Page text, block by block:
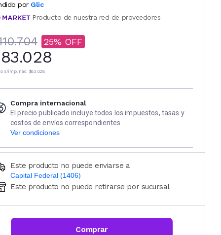
por Glic
Producto de nuestra red de proveedores
25
s/imp. nac. $83.028
Compra internacional
El precio publicado incluye todos los impuestos, tasas y
costos de envíos correspondientes
Ver condiciones
Este producto no puede enviarse a
Capital Federal (1406)
Ingresá código postal (sólo números)
CALCULAR
Este producto no puede retirarse por sucursal
Comprar